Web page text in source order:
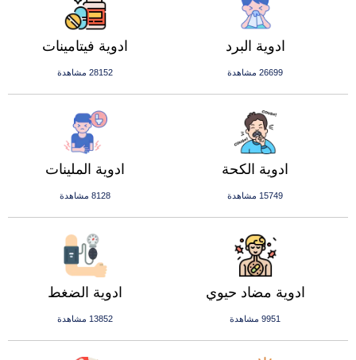
ادوية فيتامينات
28152 مشاهدة
ادوية البرد
26699 مشاهدة
ادوية الملينات
8128 مشاهدة
ادوية الكحة
15749 مشاهدة
ادوية الضغط
13852 مشاهدة
ادوية مضاد حيوي
9951 مشاهدة